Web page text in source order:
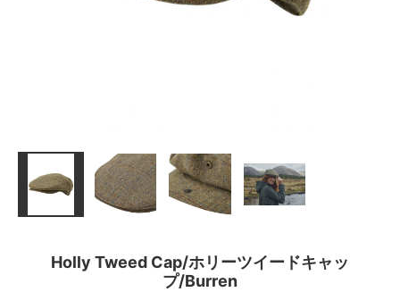
Holly Tweed Cap/ホリーツイードキャッ
プ/Burren